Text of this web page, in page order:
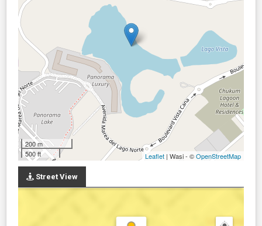
200 m
500 ft
Leaflet | Wasi - ©OpenStreetMap
Street View